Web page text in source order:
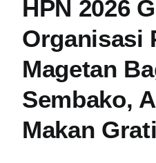
HPN 2026
Organisasi
Magetan
Sembako,
Makan